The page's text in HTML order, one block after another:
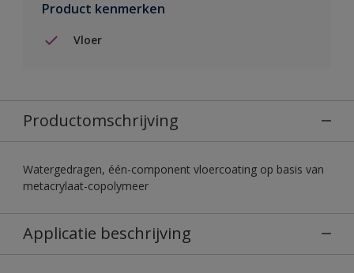
Product kenmerken
Vloer
Productomschrijving
Watergedragen, één-component vloercoating op basis van
metacrylaat-copolymeer
Applicatie beschrijving